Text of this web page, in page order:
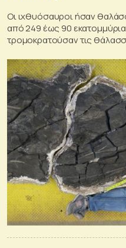
Οι ιχθυόσαυροι ήσαν
από 249 έως 90
τρομοκρατούσαν τις